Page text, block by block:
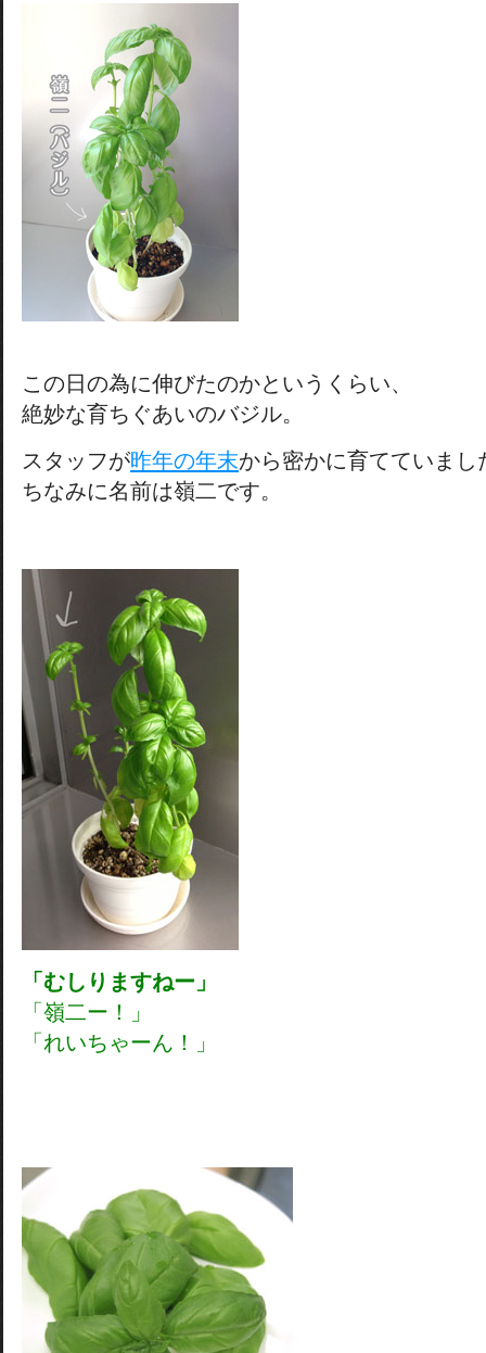
この日の為に伸びたのかというくらい、
絶妙な育ちぐあいのバジル。
スタッフが昨年の年末から密かに育てていまし
ちなみに名前は嶺二です。
「むしりますねー」
「嶺二ー！」
「れいちゃーん！」